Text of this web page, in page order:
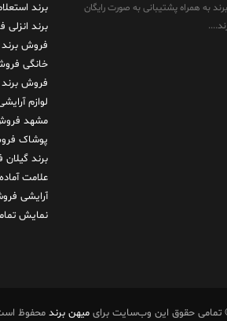
به همراه پشتیبانی به صورت رایگان
برند
برند انزلی
فروش برند
خانگی
فروش
لوازم
مشهد
پوشاک
برند گیلان
علامت آماده
آرایشی
نمایش
میهن برند محفوظ